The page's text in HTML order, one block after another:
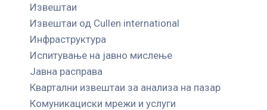
Извештаи
Извештаи од Cullen international
Инфраструктура
Испитување на јавно мислење
Јавна расправа
Квартални извештаи за анализа на пазар
Комуникациски мрежи и услуги